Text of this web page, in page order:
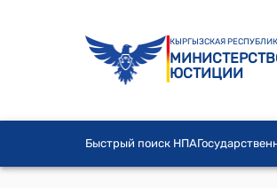
КЫРГЫЗСКАЯ
ЮСТИЦИИ
Быстрый поиск НПА